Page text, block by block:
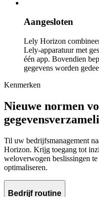
Aangesloten
Lely Horizon
Lely-apparatuur met
één app. Bovendien
gegevens worden
Kenmerken
Nieuwe normen
Til uw bedrijfsmanagement
Horizon. Krijg toegang tot
weloverwogen beslissingen
optimaliseren.
Bedrijf routine